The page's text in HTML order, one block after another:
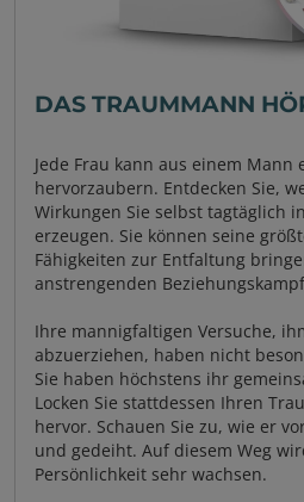
DAS TRAUMMANN
Jede Frau kann aus einem Mann
hervorzaubern. Entdecken Sie,
Wirkungen Sie selbst tagtäglich
erzeugen. Sie können seine
Fähigkeiten zur Entfaltung
anstrengenden
Ihre mannigfaltigen Versuche,
abzuerziehen, haben nicht
Sie haben höchstens ihr
Locken Sie stattdessen Ihren
hervor. Schauen Sie zu, wie er
und gedeiht. Auf diesem Weg
Persönlichkeit sehr wachsen.